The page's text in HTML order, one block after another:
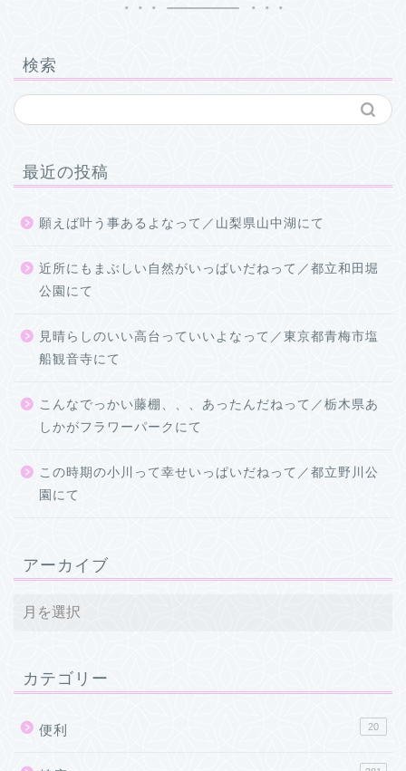
検索
最近の投稿
願えば叶う事あるよなって／山梨県山中湖にて
近所にもまぶしい自然がいっぱいだねって／都立和田堀
公園にて
見晴らしのいい高台っていいよなって／東京都青梅市塩
船観音寺にて
こんなでっかい藤棚、、、あったんだねって／栃木県あ
しかがフラワーパークにて
この時期の小川って幸せいっぱいだねって／都立野川公
園にて
アーカイブ
カテゴリー
便利 20